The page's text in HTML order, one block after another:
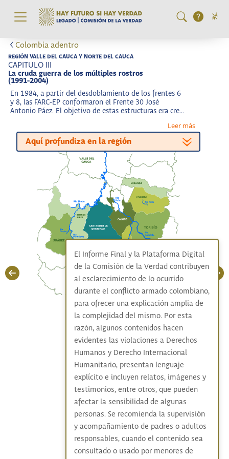
Pasar al contenido principal
Colombia adentro
REGIÓN VALLE DEL CAUCA Y NORTE DEL CAUCA
CAPITULO III
La cruda guerra de los múltiples rostros
(1991-2004)
En 1984, a partir del desdoblamiento de los frentes 6
y 8, las FARC-EP conformaron el Frente 30 José
Antonio Páez. El objetivo de estas estructuras era crear
centro y el norte del país.
Leer más
Aquí profundiza en la región
El Informe Final y la Plataforma Digital
de la Comisión de la Verdad contribuyen
al esclarecimiento de lo ocurrido
durante el conflicto armado colombiano,
para ofrecer una explicación amplia de
la complejidad del mismo. Por esta
razón, algunos contenidos hacen
evidentes las violaciones a Derechos
Humanos y Derecho Internacional
Humanitario, presentan lenguaje
explícito e incluyen relatos, imágenes y
testimonios, entre otros, que pueden
afectar la sensibilidad de algunas
personas. Se recomienda la supervisión
y acompañamiento de padres o adultos
responsables, cuando el contenido sea
consultado o usado por menores de